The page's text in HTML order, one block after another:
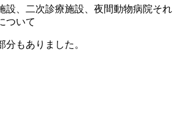
設、二次診療施設、夜間動物病院それ
ついて
もありました。